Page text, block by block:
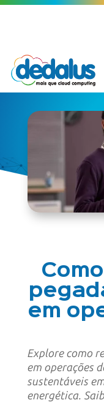
em
Explore como
em operações
sustentáveis
energética.